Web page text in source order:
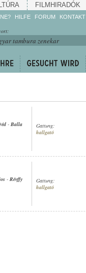
FILMHIRADÓK
HILFE
Machen Sie mit!
Reden Sie mit!
weiter!
FORUM KONTAKT
- Balla
Gattung:
hallgató
- Révffy
Gattung:
hallgató